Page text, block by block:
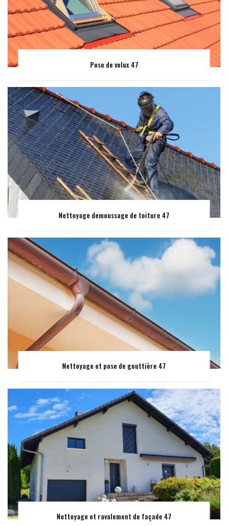
Pose de velux 47
Nettoyage demoussage de toiture 47
Nettoyage et pose de gouttière 47
Nettoyage et ravalement de façade 47